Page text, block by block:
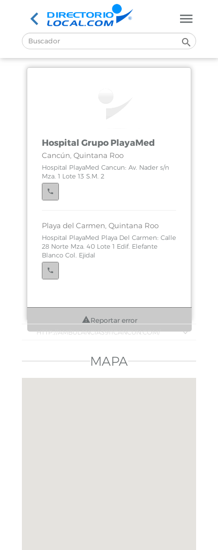
Hospital Grupo PlayaMed
Cancún, Quintana Roo
Hospital PlayaMed Cancun: Av. Nader s/n
Mza. 1 Lote 13 S.M. 2
Playa del Carmen, Quintana Roo
Hospital PlayaMed Playa Del Carmen: Calle
28 Norte Mza. 40 Lote 1 Edif. Elefante
Blanco Col. Ejidal
Reportar error
HTTP://AMBULANCIAS911CANCUN.COM/
MAPA